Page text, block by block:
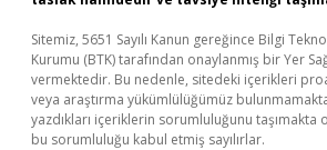
Sitemiz, 5651 Sayılı Kanun gereğince Bilgi
Kurumu (BTK) tarafından onaylanmış bir Yer
vermektedir. Bu nedenle, sitedeki içerikleri
veya araştırma yükümlülüğümüz
yazdıkları içeriklerin sorumluluğunu taşımakta
bu sorumluluğu kabul etmiş sayılırlar.